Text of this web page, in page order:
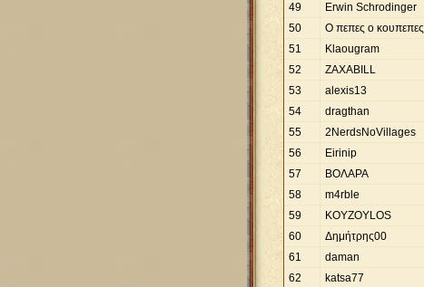
49
Erwin Schrodinger
50
Ο πεπες ο κουπεπες
51
Klaougram
52
ZAXABILL
53
alexis13
54
dragthan
55
2NerdsNoVillages
56
Eirinip
57
ΒΟΛΑΡΑ
58
m4rble
59
KOYZOYLOS
60
Δημήτρης00
61
daman
62
katsa77